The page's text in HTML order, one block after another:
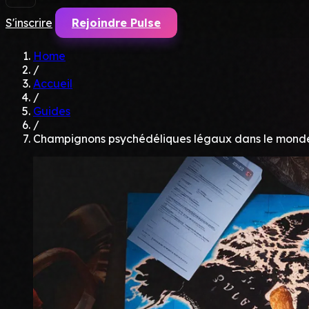
S'inscrire Rejoindre Pulse
Home
/
Accueil
/
Guides
/
Champignons psychédéliques légaux dans le